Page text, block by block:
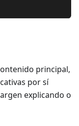
principal,
por sí
explicando o